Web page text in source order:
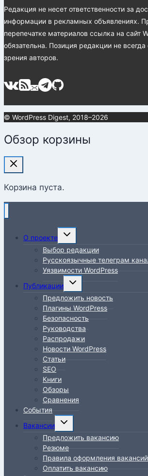
Редакция не несет ответственности за
информации в рекламных объявлениях.
перепечатке материалов ссылка на сайт
обязательна. Позиция редакции не
зрения авторов.
© WordPress Digest, 2018–2026
Обзор корзины
Корзина пуста.
О проекте
Переключить
дочернее
меню
Выбор редакции
Русскоязычные телеграм
Уязвимости WordPress
Публикации
Переключить
дочернее
меню
Предложить новость
Плагины WordPress
Безопасность
Руководства
Распродажи
Новости WordPress
Статьи
SEO
Книги
Обзоры
Сравнения
События
Вакансии
Переключить
дочернее
меню
Предложить вакансию
Резюме
Правила оформления
Оплатить вакансию